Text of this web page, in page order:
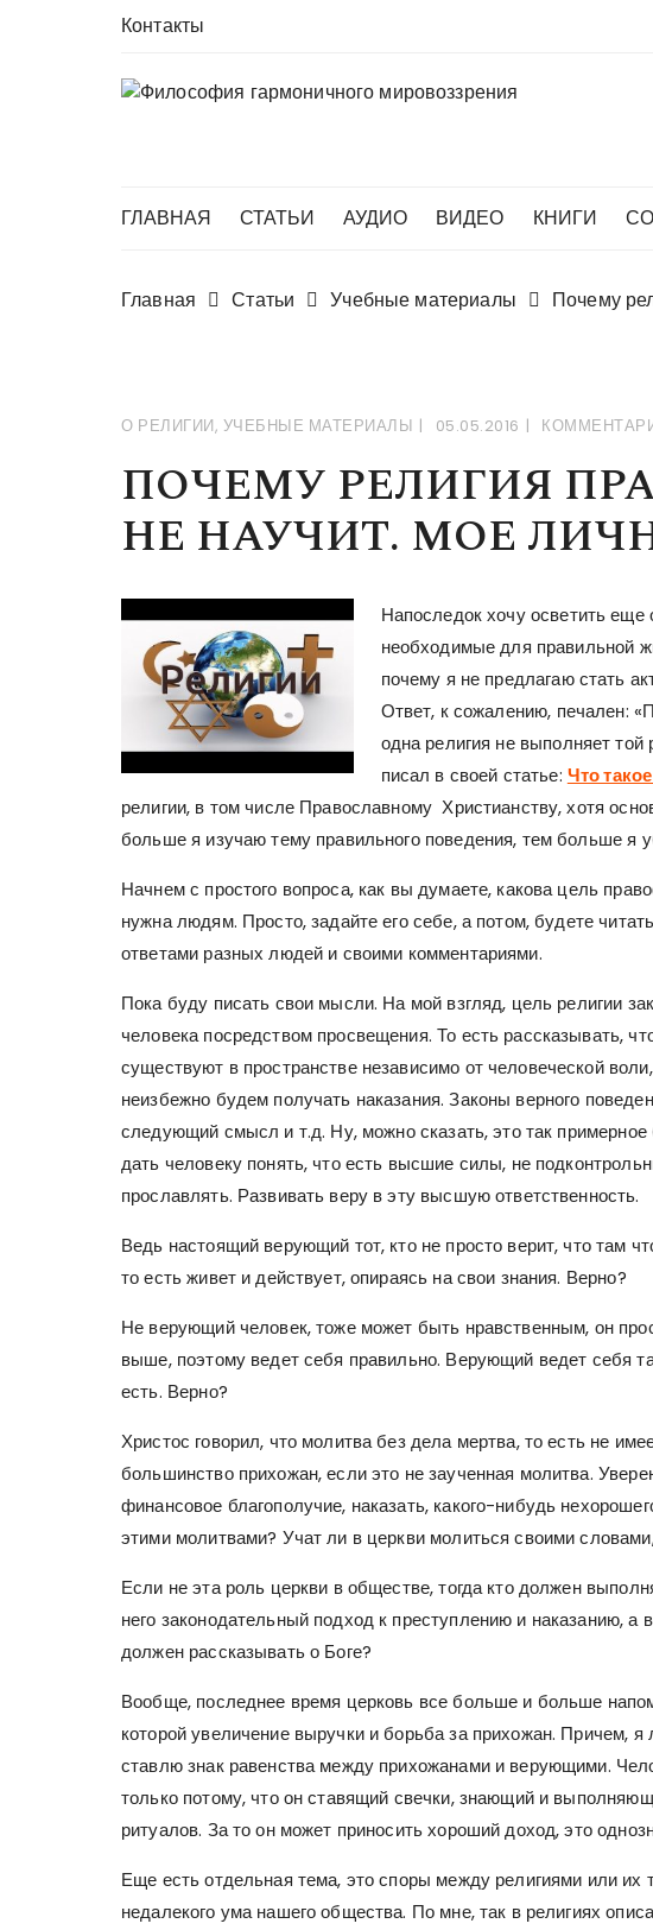
Контакты
ГЛАВНАЯ СТАТЬИ АУДИО ВИДЕО КНИГИ
Главная Статьи Учебные материалы Почему
О РЕЛИГИИ, УЧЕБНЫЕ МАТЕРИАЛЫ 05.05.2016
ПОЧЕМУ РЕЛИГИЯ
НЕ НАУЧИТ. МОЕ
Напоследок хочу осветить еще
необходимые для правильной
почему я не предлагаю стать
Ответ, к сожалению, печален:
одна религия не выполняет
писал в своей статье: Что
религии, в том числе Православному Христианству, хотя
больше я изучаю тему правильного поведения, тем больше я
Начнем с простого вопроса, как вы думаете, какова цель
нужна людям. Просто, задайте его себе, а потом, будете
ответами разных людей и своими комментариями.
Пока буду писать свои мысли. На мой взгляд, цель религии
человека посредством просвещения. То есть рассказывать,
существуют в пространстве независимо от человеческой
неизбежно будем получать наказания. Законы верного
следующий смысл и т.д. Ну, можно сказать, это так
дать человеку понять, что есть высшие силы, не
прославлять. Развивать веру в эту высшую ответственность.
Ведь настоящий верующий тот, кто не просто верит, что там
то есть живет и действует, опираясь на свои знания. Верно?
Не верующий человек, тоже может быть нравственным, он
выше, поэтому ведет себя правильно. Верующий ведет себя
есть. Верно?
Христос говорил, что молитва без дела мертва, то есть не
большинство прихожан, если это не заученная молитва.
финансовое благополучие, наказать, какого-нибудь
этими молитвами? Учат ли в церкви молиться своими
Если не эта роль церкви в обществе, тогда кто должен
него законодательный подход к преступлению и наказанию, а
должен рассказывать о Боге?
Вообще, последнее время церковь все больше и больше
которой увеличение выручки и борьба за прихожан. Причем,
ставлю знак равенства между прихожанами и верующими.
только потому, что он ставящий свечки, знающий и
ритуалов. За то он может приносить хороший доход, это
Еще есть отдельная тема, это споры между религиями или их
недалекого ума нашего общества. По мне, так в религиях